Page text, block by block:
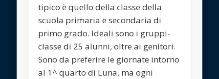
tipico è quello della classe della
scuola primaria e secondaria di
primo grado. Ideali sono i gruppi-
classe di 25 alunni, oltre ai genitori.
Sono da preferire le giornate intorno
al 1^ quarto di Luna, ma ogni